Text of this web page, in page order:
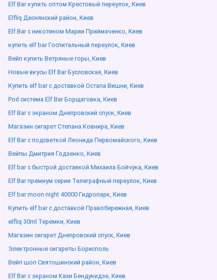
Elf Bar купить оптом Крестовый переулок, Киев
Elfliq Деснянский район, Киев
Elf Bar с никотином Марии Приймаченко, Киев
купить elf bar Госпитальный переулок, Киев
Вейп купить Ветряные горы, Киев
Новые вкусы Elf Bar Бусловская, Киев
Купить elf bar с доставкой Остапа Вишни, Киев
Pod система Elf Bar Борщаговка, Киев
Elf Bar с экраном Днепровский спуск, Киев
Магазин сигарет Степана Ковнира, Киев
Elf Bar с подсветкой Леонида Первомайского, Киев
Вейпы Дмитрия Годзенко, Киев
Elf bar с быстрой доставкой Михаила Бойчука, Киев
Elf Bar премиум серии Телеграфный переулок, Киев
Elf bar moon night 40000 Гидропарк, Киев
Купить elf bar с доставкой Правобережная, Киев
elfliq 30ml Теремки, Киев
Магазин сигарет Днепровский спуск, Киев
Электронные сигареты Борисполь
Вейп шоп Святошинский район, Киев
Elf Bar с экраном Кахи Бендукидзе, Киев